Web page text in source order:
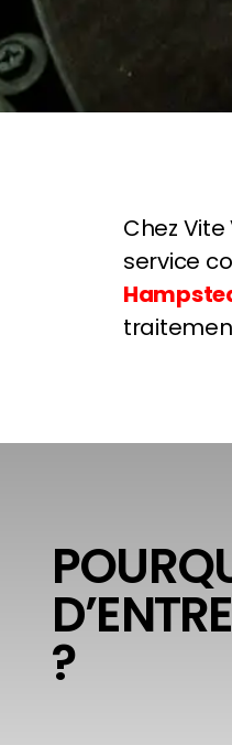
Chez
service
?